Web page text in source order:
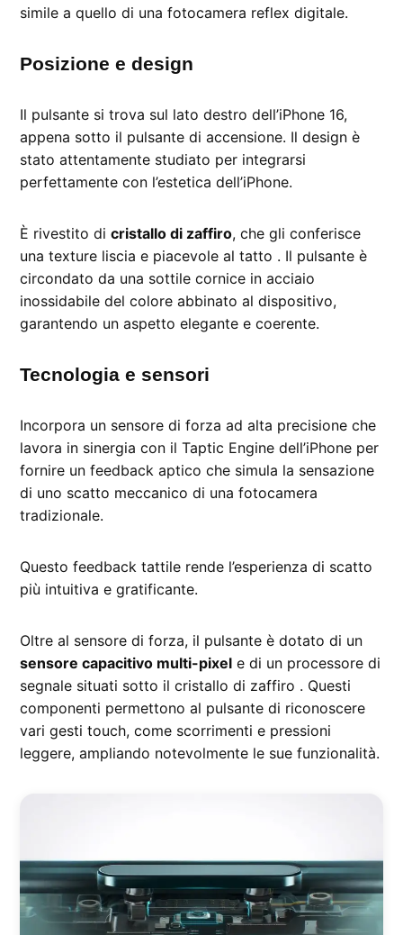
simile a quello di una fotocamera reflex digitale.
Posizione e design
Il pulsante si trova sul lato destro dell’iPhone 16,
appena sotto il pulsante di accensione. Il design è
stato attentamente studiato per integrarsi
perfettamente con l’estetica dell’iPhone.
È rivestito dicristallo di zaffiro, che gli conferisce
una texture liscia e piacevole al tatto . Il pulsante è
circondato da una sottile cornice in acciaio
inossidabile del colore abbinato al dispositivo,
garantendo un aspetto elegante e coerente.
Tecnologia e sensori
Incorpora un sensore di forza ad alta precisione che
lavora in sinergia con il Taptic Engine dell’iPhone per
fornire un feedback aptico che simula la sensazione
di uno scatto meccanico di una fotocamera
tradizionale.
Questo feedback tattile rende l’esperienza di scatto
più intuitiva e gratificante.
Oltre al sensore di forza, il pulsante è dotato di un
sensore capacitivo multi-pixel e di un processore di
segnale situati sotto il cristallo di zaffiro . Questi
componenti permettono al pulsante di riconoscere
vari gesti touch, come scorrimenti e pressioni
leggere, ampliando notevolmente le sue funzionalità.